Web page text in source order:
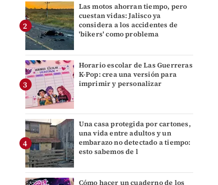
Las motos ahorran tiempo, pero
cuestan vidas: Jalisco ya
considera a los accidentes de
'bikers' como problema
Horario escolar de Las Guerreras
K-Pop: crea una versión para
imprimir y personalizar
Una casa protegida por cartones,
una vida entre adultos y un
embarazo no detectado a tiempo:
esto sabemos de l
Cómo hacer un cuaderno de los